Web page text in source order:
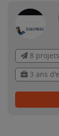
8
3 ans